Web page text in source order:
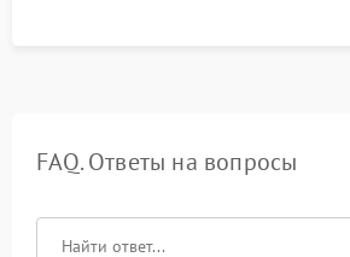
FAQ. Ответы на вопросы